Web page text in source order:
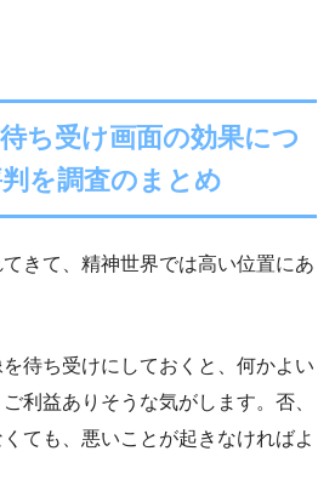
ち受け画面の効果につ
を調査のまとめ
きて、精神世界では高い位置にあ
待ち受けにしておくと、何かよい
利益ありそうな気がします。否、
ても、悪いことが起きなければよ